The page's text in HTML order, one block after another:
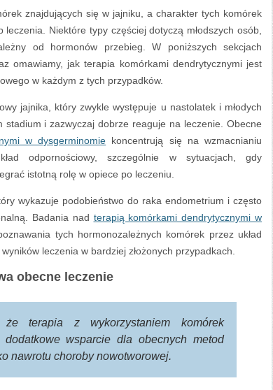
znajdujących się w jajniku, a charakter tych komórek
Niektóre typy częściej dotyczą młodszych osób,
od hormonów przebieg. W poniższych sekcjach
omawiamy, jak terapia komórkami dendrytycznymi jest
w każdym z tych przypadków.
jajnika, który zwykle występuje u nastolatek i młodych
stadium i zazwyczaj dobrze reaguje na leczenie. Obecne
w dysgerminomie koncentrują się na wzmacnianiu
odpornościowy, szczególnie w sytuacjach, gdy
istotną rolę w opiece po leczeniu.
wykazuje podobieństwo do raka endometrium i często
Badania nad terapią komórkami dendrytycznymi w
tych hormonozależnych komórek przez układ
leczenia w bardziej złożonych przypadkach.
obecne leczenie
że terapia z wykorzystaniem komórek
dodatkowe wsparcie dla obecnych metod
nawrotu choroby nowotworowej.